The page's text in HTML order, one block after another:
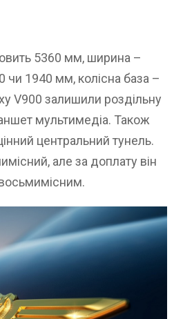
5360 мм, ширина –
1940 мм, колісна база –
V900 залишили роздільну
мультимедіа. Також
центральний тунель.
але за доплату він